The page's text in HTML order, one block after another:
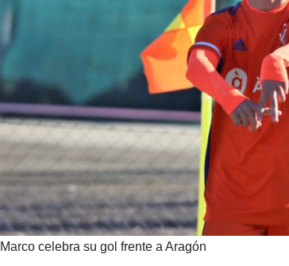
Marco celebra su gol frente a Aragón